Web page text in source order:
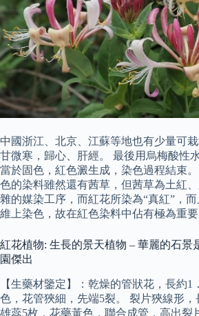
中國浙江、北京、江蘇等地也有少量可
甘微寒，歸心、肝經。 最後用烏梅酸性
當於固色，紅色澱生成，染色過程結束
色的染料雖然還有茜草，但茜草為土紅
雜的媒染工序，而紅花所染為“真紅”，
維上染色，故在紅色染料中佔有極為重要
紅花植物: 生長的景天植物 – 華麗的石景
園傑出
【生藥材鑒定】：乾燥的管狀花，長約1
色，花管狹細，先端5裂。 裂片狹線形，
雄蕊5枚，花藥黃色，聯合成管，高出裂